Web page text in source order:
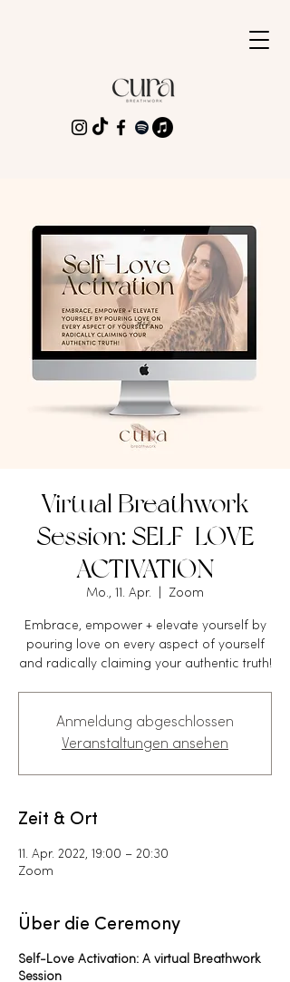
Virtual Breathwork
Session: SELF-LOVE
ACTIVATION
Mo., 11. Apr. Zoom
Embrace, empower + elevate yourself by
pouring love on every aspect of yourself
and radically claiming your authentic truth!
Anmeldung abgeschlossen
Veranstaltungen ansehen
Zeit & Ort
11. Apr. 2022, 19:00 – 20:30
Zoom
Über die Ceremony
Self-Love Activation: A virtual Breathwork
Session